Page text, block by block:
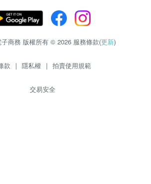
子商務 版權所有 © 2026 服務條款(更新)
款 | 隱私權 | 拍賣使用規範
交易安全